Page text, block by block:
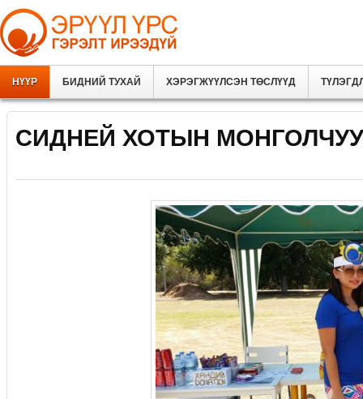
НҮҮР БИДНИЙ ТУХАЙ ХЭРЭГЖҮҮЛСЭН ТӨСЛҮҮД
СИДНЕЙ ХОТЫН